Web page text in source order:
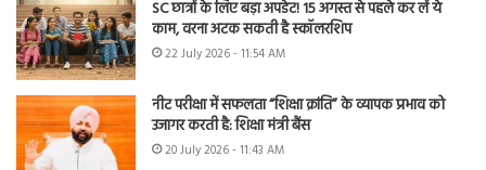
SC छात्रों के लिए बड़ा अपडेट! 15 अगस्त से पहले कर लें ये
काम, वरना अटक सकती है स्कॉलरशिप
22 July 2026 - 11:54 AM
नीट परीक्षा में सफलता “शिक्षा क्रांति” के व्यापक प्रभाव को
उजागर करती है: शिक्षा मंत्री बैंस
20 July 2026 - 11:43 AM